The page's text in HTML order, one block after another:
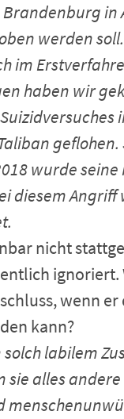
in
werden
im
haben wir
wurde
diesem
nicht
ignoriert.
wenn
kann?
labilem
sie alles